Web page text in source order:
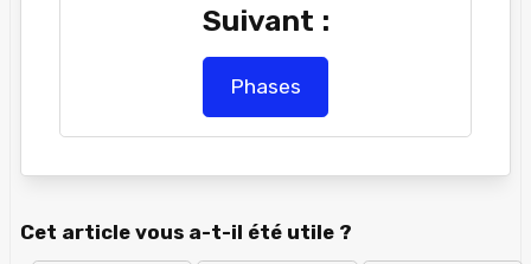
Suivant :
Phases
Cet article vous a-t-il été utile ?